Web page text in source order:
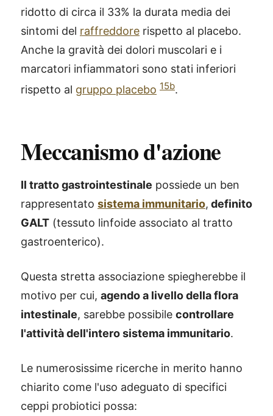
ridotto di circa il 33% la durata media dei
sintomi del raffreddore rispetto al placebo.
Anche la gravità dei dolori muscolari e i
marcatori infiammatori sono stati inferiori
rispetto al gruppo placebo 15b.
Meccanismo d'azione
Il tratto gastrointestinale possiede un ben
rappresentato sistema immunitario, definito
GALT (tessuto linfoide associato al tratto
gastroenterico).
Questa stretta associazione spiegherebbe il
motivo per cui, agendo a livello della flora
intestinale, sarebbe possibile controllare
l'attività dell'intero sistema immunitario.
Le numerosissime ricerche in merito hanno
chiarito come l'uso adeguato di specifici
ceppi probiotici possa: